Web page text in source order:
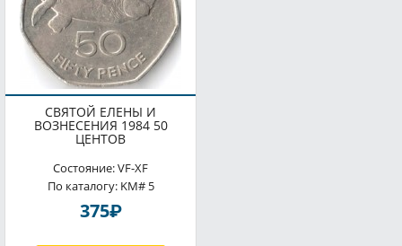
СВЯТОЙ ЕЛЕНЫ И
ВОЗНЕСЕНИЯ 1984 50
ЦЕНТОВ
Состояние: VF-XF
По каталогу: KM# 5
375P